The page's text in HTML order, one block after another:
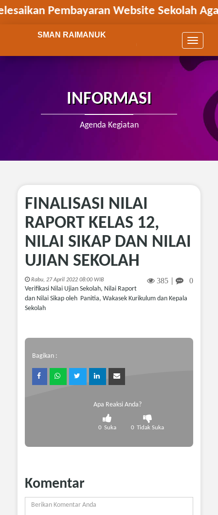
Pembayaran Website Sekolah
T
o
g
n
SMAN RAIMANUK
Unggul - Beriman, Cerdas -
INFORMASI
Agenda Kegiatan
FINALISASI NILAI
RAPORT KELAS 12,
NILAI SIKAP DAN NILAI
UJIAN SEKOLAH
Rabu, 27 April 2022 08:00 WIB 385 | 0
Verifikasi Nilai Ujian Sekolah, Nilai Raport
dan Nilai Sikap oleh Panitia, Wakasek Kurikulum dan Kepala
Sekolah
Bagikan :
Apa Reaksi Anda?
0 Suka 0 Tidak Suka
Komentar